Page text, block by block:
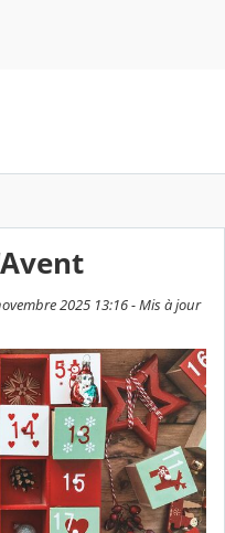
2025 13:16 - Mis à jour